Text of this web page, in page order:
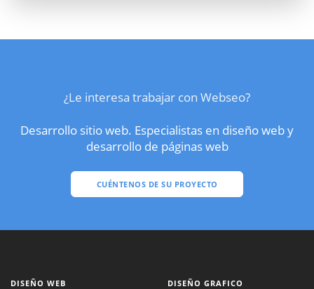
¿Le interesa trabajar con Webseo?
Desarrollo sitio web. Especialistas en diseño web y
desarrollo de páginas web
CUÉNTENOS DE SU PROYECTO
DISEÑO WEB DISEÑO GRAFICO